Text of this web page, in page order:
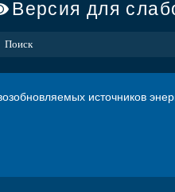
Версия для
источников